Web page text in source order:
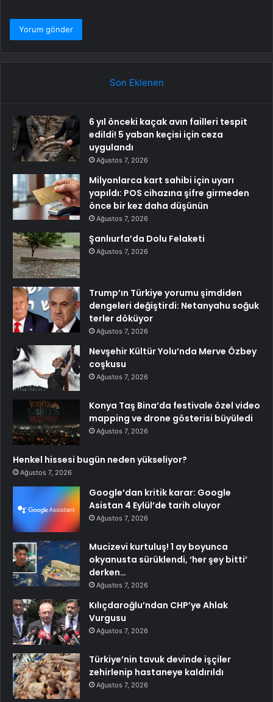
Son Eklenen
6 yıl önceki kaçak avın failleri tespit
edildi! 5 yaban keçisi için ceza
uygulandı
Ağustos 7, 2026
Milyonlarca kart sahibi için uyarı
yapıldı: POS cihazına şifre girmeden
önce bir kez daha düşünün
Ağustos 7, 2026
Şanlıurfa’da Dolu Felaketi
Ağustos 7, 2026
Trump’ın Türkiye yorumu şimdiden
dengeleri değiştirdi: Netanyahu soğuk
terler döküyor
Ağustos 7, 2026
Nevşehir Kültür Yolu’nda Merve Özbey
coşkusu
Ağustos 7, 2026
Konya Taş Bina’da festivale özel video
mapping ve drone gösterisi büyüledi
Ağustos 7, 2026
Henkel hissesi bugün neden yükseliyor?
Ağustos 7, 2026
Google’dan kritik karar: Google
Asistan 4 Eylül’de tarih oluyor
Ağustos 7, 2026
Mucizevi kurtuluş! 1 ay boyunca
okyanusta sürüklendi, ‘her şey bitti’
derken…
Ağustos 7, 2026
Kılıçdaroğlu’ndan CHP’ye Ahlak
Vurgusu
Ağustos 7, 2026
Türkiye’nin tavuk devinde işçiler
zehirlenip hastaneye kaldırıldı
Ağustos 7, 2026